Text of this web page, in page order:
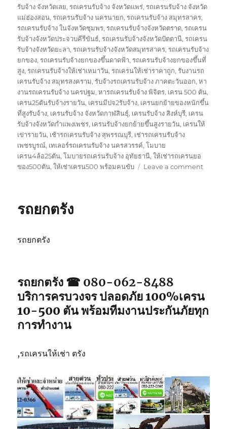
รับจ้าง จังหวัดเลย,รถเครนรับจ้าง จังหวัดแพร่,รถเครนรับจ้าง จังหวัด
แม่ฮ่องสอน,รถเครนรับจ้าง นครนายก,รถเครนรับจ้าง สมุทรสาคร,
รถเครนรับจ้าง ในจังหวัดชุมพร,รถเครนรับจ้างจังหวัดตราด,รถเครน
รับจ้างจังหวัดประจวบคีรีขันธ์,รถเครนรับจ้างจังหวัดปัตตานี,รถเครน
รับจ้างจังหวัดยะลา,รถเครนรับจ้างจังหวัดสมุทรสาคร,รถเครนรับจ้าง
ยกของ,รถเครนรับจ้างยกของขึ้นดาดฟ้า,รถเครนรับจ้างยกของขึ้นที่
สูง,รถเครนรับจ้างให้เช่าเหมาวัน,รถเครนให้เช่าราคาถูก,รับงานรถ
เครนรับจ้าง สมุทรสงคราม,รับจ้างรถเครนรับจ้าง ภาคตะวันออก,หา
งานรถเครนรับจ้าง นครปฐม,หารถเครนรับจ้าง พิจิตร, เครน 500 ตัน,
เครน25ตันรับจ้างรายวัน, เครนมีปจ2รับจ้าง, เครนยกย้ายของหนักขึ้น
ที่สูงรับจ้าง, เครนรับจ้าง จังหวัดกาฬสินธุ์, เครนรับจ้าง สิงห์บุรี, เครน
รับจ้างจังหวัดกำแพงเพชร, เครนรับจ้างยกย้ายขึ้นสูงรายวัน, เครนให้
เข่ารายวัน, เช้ารถเครนรับจ้าง สุพรรณบุรี, เช่ารถเครนรับจ้าง
เพชรบูรณ์, เทเลอร์รถเครนรับจ้าง นครสวรรค์,โมบาย
เครน4ล้อ25ตัน,โมบายรถเครนรับจ้าง อุทัยธานี,ให้เช่ารถเครนยอ
ของ500ตัน,ให้เช่าเครน500 พร้อมคนขับ Leave a commenton
รถยกตรัง
รถยกตรัง
รถยกตรัง ☎ 080-062-8488
บริการครบวงจร ปลอดภัย 100%เครน
10-500 ตัน พร้อมทีมงานประกันภัยทุก
การทำงาน
,รถเครนให้เช่า ตรัง